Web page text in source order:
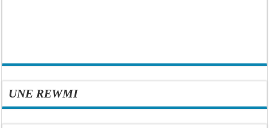
UNE REWMI